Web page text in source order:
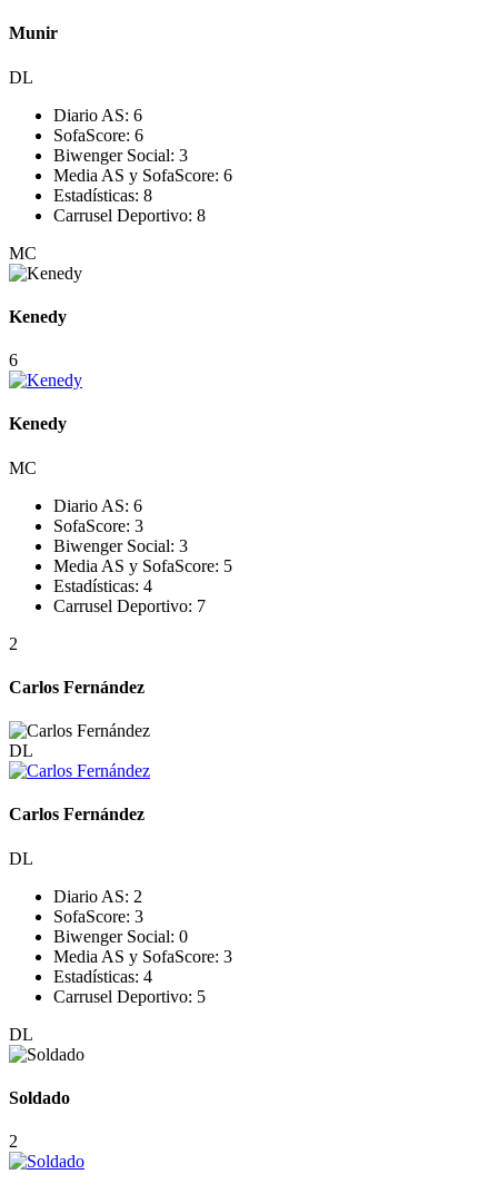
Munir
DL
Diario AS: 6
SofaScore: 6
Biwenger Social: 3
Media AS y SofaScore: 6
Estadísticas: 8
Carrusel Deportivo: 8
MC
Kenedy
6
Kenedy
MC
Diario AS: 6
SofaScore: 3
Biwenger Social: 3
Media AS y SofaScore: 5
Estadísticas: 4
Carrusel Deportivo: 7
2
Carlos Fernández
DL
Carlos Fernández
DL
Diario AS: 2
SofaScore: 3
Biwenger Social: 0
Media AS y SofaScore: 3
Estadísticas: 4
Carrusel Deportivo: 5
DL
Soldado
2